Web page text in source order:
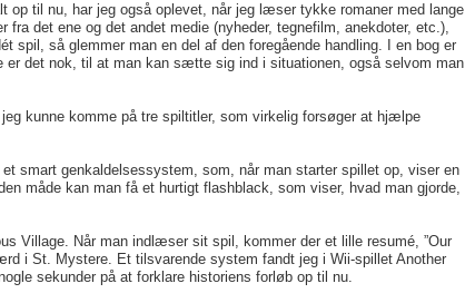
til nu, har jeg også oplevet, når jeg læser tykke romaner med lange
det ene og det andet medie (nyheder, tegnefilm, anekdoter, etc.),
spil, så glemmer man en del af den foregående handling. I en bog er
det nok, til at man kan sætte sig ind i situationen, også selvom man
kunne komme på tre spiltitler, som virkelig forsøger at hjælpe
smart genkaldelsessystem, som, når man starter spillet op, viser en
måde kan man få et hurtigt flashblack, som viser, hvad man gjorde,
Village. Når man indlæser sit spil, kommer der et lille resumé, ”Our
i St. Mystere. Et tilsvarende system fandt jeg i Wii-spillet Another
sekunder på at forklare historiens forløb op til nu.